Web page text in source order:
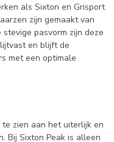
als Sixton en Grisport
zijn gemaakt van
pasvorm zijn deze
en blijft de
met een optimale
zien aan het uiterlijk en
Bij Sixton Peak is alleen